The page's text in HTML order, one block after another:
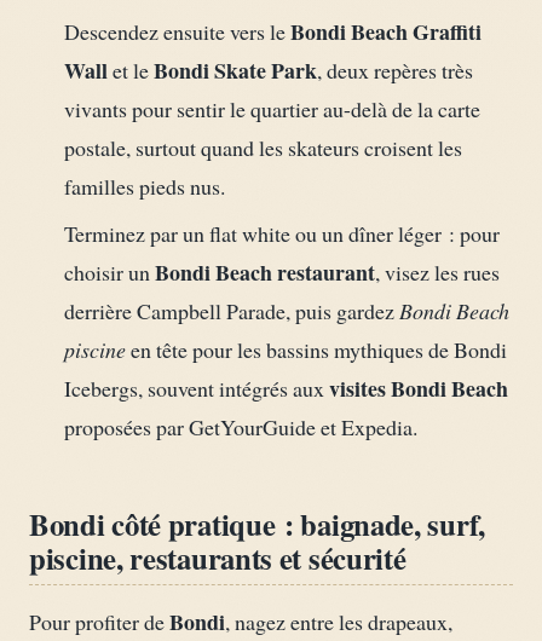
Descendez ensuite vers leBondi Beach Graffiti
Wallet leBondi Skate Park, deux repères très
vivants pour sentir le quartier au-delà de la carte
postale, surtout quand les skateurs croisent les
familles pieds nus.
Terminez par un flat white ou un dîner léger : pour
choisir unBondi Beach restaurant, visez les rues
derrière Campbell Parade, puis gardezBondi Beach
piscineen tête pour les bassins mythiques de Bondi
Icebergs, souvent intégrés auxvisites Bondi Beach
proposées par GetYourGuide et Expedia.
Bondi côté pratique : baignade, surf,
piscine, restaurants et sécurité
Pour profiter deBondi, nagez entre les drapeaux,